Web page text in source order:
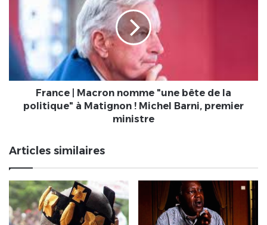
privés
nomme
"une
bête
de
politique"
Matignon
premier
ministre
France | Macron nomme "une bête de la
politique" à Matignon ! Michel Barni, premier
ministre
Articles similaires